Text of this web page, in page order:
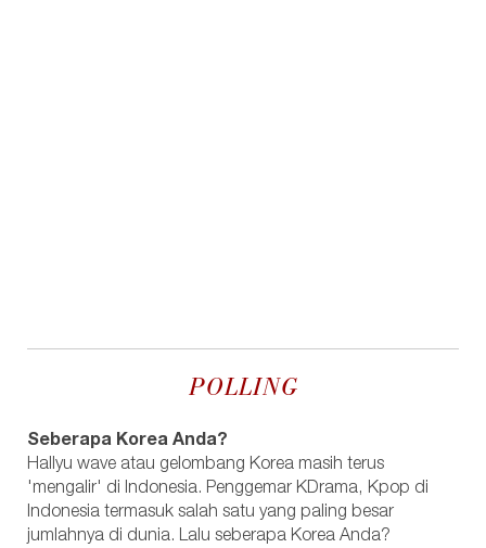
POLLING
Seberapa Korea Anda?
Hallyu wave atau gelombang Korea masih terus
'mengalir' di Indonesia. Penggemar KDrama, Kpop di
Indonesia termasuk salah satu yang paling besar
jumlahnya di dunia. Lalu seberapa Korea Anda?